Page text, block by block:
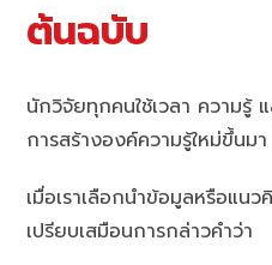
ต้นฉบับ
นักวิจัยทุกคนใช้เวลา ความรู้
การสร้างองค์ความรู้ใหม่ขึ้นมา
เมื่อเราเลือกนำข้อมูลหรือแน
เปรียบเสมือนการกล่าวคำว่า